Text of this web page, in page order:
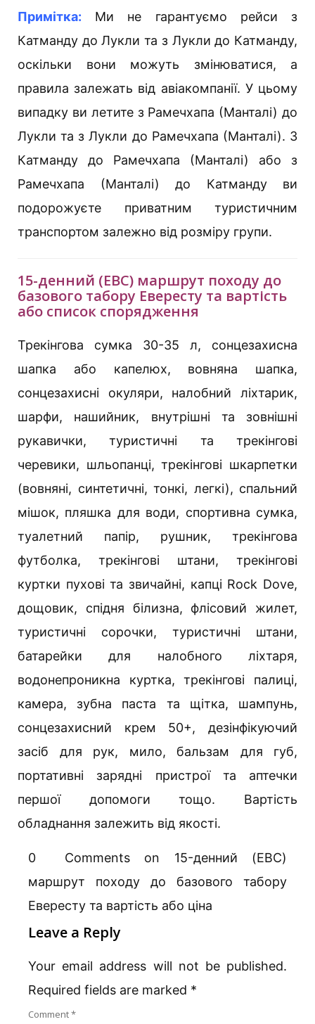
Примітка: Ми не гарантуємо рейси з
Катманду до Лукли та з Лукли до Катманду,
оскільки вони можуть змінюватися, а
правила залежать від авіакомпанії. У цьому
випадку ви летите з Рамечхапа (Манталі) до
Лукли та з Лукли до Рамечхапа (Манталі). З
Катманду до Рамечхапа (Манталі) або з
Рамечхапа (Манталі) до Катманду ви
подорожуєте приватним туристичним
транспортом залежно від розміру групи.
15-денний (EBC) маршрут походу до
базового табору Евересту та вартість
або список спорядження
Трекінгова сумка 30-35 л, сонцезахисна
шапка або капелюх, вовняна шапка,
сонцезахисні окуляри, налобний ліхтарик,
шарфи, нашийник, внутрішні та зовнішні
рукавички, туристичні та трекінгові
черевики, шльопанці, трекінгові шкарпетки
(вовняні, синтетичні, тонкі, легкі), спальний
мішок, пляшка для води, спортивна сумка,
туалетний папір, рушник, трекінгова
футболка, трекінгові штани, трекінгові
куртки пухові та звичайні, капці Rock Dove,
дощовик, спідня білизна, флісовий жилет,
туристичні сорочки, туристичні штани,
батарейки для налобного ліхтаря,
водонепроникна куртка, трекінгові палиці,
камера, зубна паста та щітка, шампунь,
сонцезахисний крем 50+, дезінфікуючий
засіб для рук, мило, бальзам для губ,
портативні зарядні пристрої та аптечки
першої допомоги тощо. Вартість
обладнання залежить від якості.
0 Comments on 15-денний (EBC)
маршрут походу до базового табору
Евересту та вартість або ціна
Leave a Reply
Your email address will not be published.
Required fields are marked *
Comment*